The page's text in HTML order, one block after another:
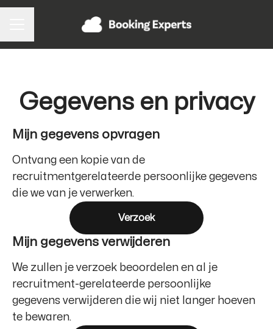
CARRIÈREMENU
Gegevens en privacy
Mijn gegevens opvragen
Ontvang een kopie van de
recruitmentgerelateerde persoonlijke gegevens
die we van je verwerken.
Verzoek
Mijn gegevens verwijderen
We zullen je verzoek beoordelen en al je
recruitment-gerelateerde persoonlijke
gegevens verwijderen die wij niet langer hoeven
te bewaren.